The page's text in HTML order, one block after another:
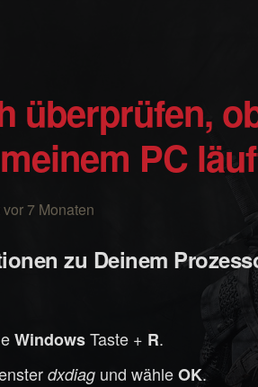
PC
7 Monaten
zu Deinem
WindowsTaste + R.
dxdiag und wähleOK.